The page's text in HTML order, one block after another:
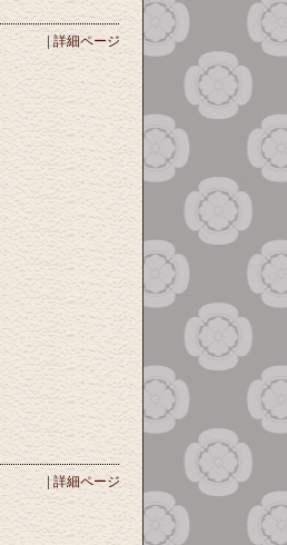
詳細ページ
|詳細ページ